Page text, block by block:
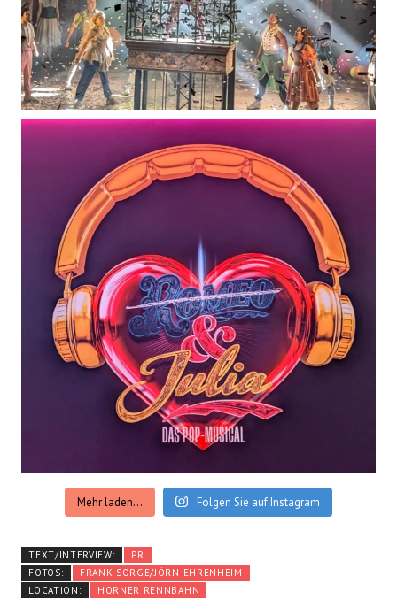
Mehr laden... Folgen Sie auf Instagram
TEXT/INTERVIEW:
PR
FOTOS:
FRANK SORGE/JÖRN EHRENHEIM
LOCATION:
HORNER RENNBAHN